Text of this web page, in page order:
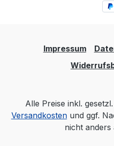
Impressum
Alle Preise inkl.
Versandkostenund ggf.
nicht anders